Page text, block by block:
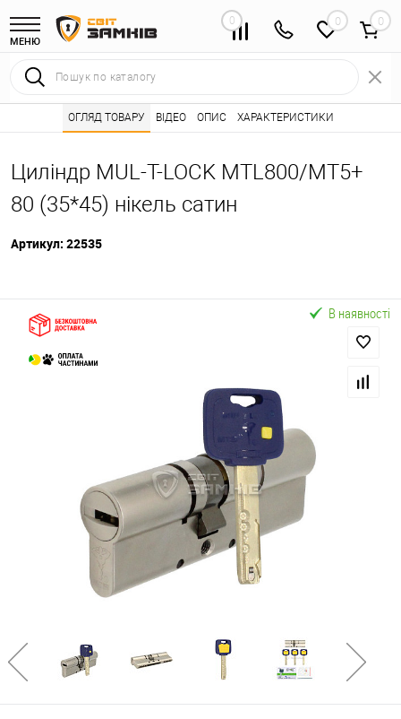
МЕНЮ
0 0
Інтернет магазин замків • Каталог товарів ⭐ • Серцевини
Циліндр MUL-T-LOCK MTL800/MT5+
80 (35*45) нікель сатин
Артикул: 22535
ОГЛЯД ТОВАРУ ВІДЕО ОПИС ХАРАКТЕРИСТИКИ
В наявності